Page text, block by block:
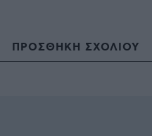
ΠΡΟΣΘΗΚΗ ΣΧΟΛΙΟΥ